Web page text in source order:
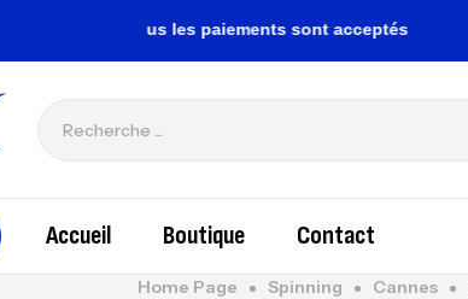
Tous les paiements sont acceptés
Accueil Boutique Contact
Home Page Spinning Cannes